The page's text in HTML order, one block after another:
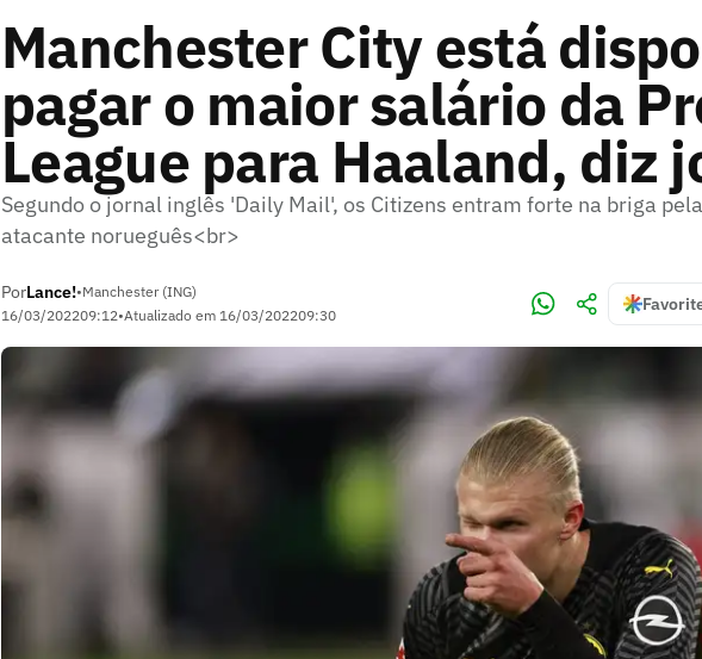
Manchester City está
pagar o maior salário da
League para Haaland, diz
Segundo o jornal inglês 'Daily Mail', os Citizens entram forte na briga
atacante norueguês<br>
PorLance!•Manchester (ING)
16/03/202209:12•Atualizado em 16/03/202209:30